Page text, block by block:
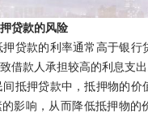
贷款的风险
贷款的利率通常高于银行
借款人承担较高的利息支出
抵押贷款中，抵押物的价
影响，从而降低抵押物的